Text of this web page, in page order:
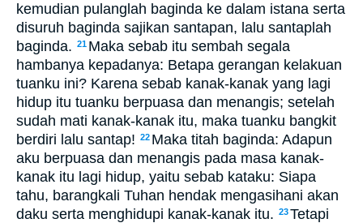
kemudian pulanglah baginda ke dalam istana serta
disuruh baginda sajikan santapan, lalu santaplah
baginda. 21 Maka sebab itu sembah segala
hambanya kepadanya: Betapa gerangan kelakuan
tuanku ini? Karena sebab kanak-kanak yang lagi
hidup itu tuanku berpuasa dan menangis; setelah
sudah mati kanak-kanak itu, maka tuanku bangkit
berdiri lalu santap! 22 Maka titah baginda: Adapun
aku berpuasa dan menangis pada masa kanak-
kanak itu lagi hidup, yaitu sebab kataku: Siapa
tahu, barangkali Tuhan hendak mengasihani akan
daku serta menghidupi kanak-kanak itu. 23Tetapi